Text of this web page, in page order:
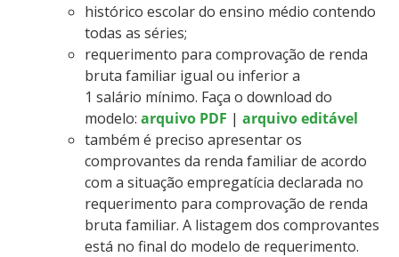
histórico escolar do ensino médio contendo
todas as séries;
requerimento para comprovação de renda
bruta familiar igual ou inferior a
1 salário mínimo. Faça o download do
modelo: arquivo PDF | arquivo editável
também é preciso apresentar os
comprovantes da renda familiar de acordo
com a situação empregatícia declarada no
requerimento para comprovação de renda
bruta familiar. A listagem dos comprovantes
está no final do modelo de requerimento.